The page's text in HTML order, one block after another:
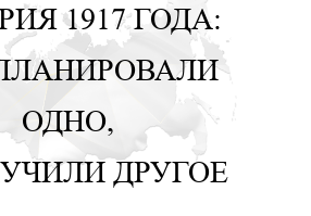
1917 ГОДА:
ОДНО,
ДРУГОЕ